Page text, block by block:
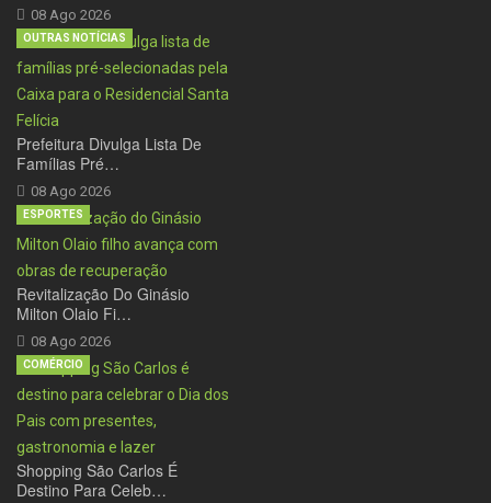
08 Ago 2026
Prefeitura Divulga Lista De
Famílias Pré…
08 Ago 2026
OUTRAS NOTÍCIAS
Revitalização Do Ginásio
Milton Olaio Fi…
08 Ago 2026
ESPORTES
Shopping São Carlos É
Destino Para Celeb…
COMÉRCIO